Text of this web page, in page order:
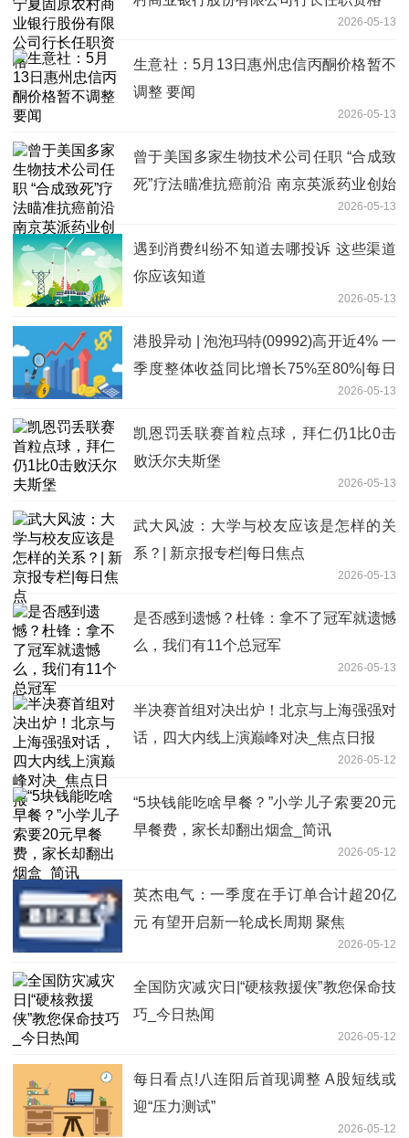
2026-05-13
生意社：5月13日惠州忠信丙酮价格暂不
调整 要闻
2026-05-13
曾于美国多家生物技术公司任职 “合成致
死”疗法瞄准抗癌前沿 南京英派药业创始
2026-05-13
遇到消费纠纷不知道去哪投诉 这些渠道
你应该知道
2026-05-13
港股异动 | 泡泡玛特(09992)高开近4% 一
季度整体收益同比增长75%至80%|每日
2026-05-13
凯恩罚丢联赛首粒点球，拜仁仍1比0击
败沃尔夫斯堡
2026-05-13
武大风波：大学与校友应该是怎样的关
系？| 新京报专栏|每日焦点
2026-05-13
是否感到遗憾？杜锋：拿不了冠军就遗憾
么，我们有11个总冠军
2026-05-13
半决赛首组对决出炉！北京与上海强强对
话，四大内线上演巅峰对决_焦点日报
2026-05-12
“5块钱能吃啥早餐？”小学儿子索要20元
早餐费，家长却翻出烟盒_简讯
2026-05-12
英杰电气：一季度在手订单合计超20亿
元 有望开启新一轮成长周期 聚焦
2026-05-12
全国防灾减灾日|“硬核救援侠”教您保命技
巧_今日热闻
2026-05-12
每日看点!八连阳后首现调整 A股短线或
迎“压力测试”
2026-05-12